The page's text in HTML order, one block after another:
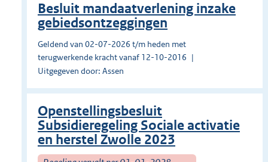
Besluit mandaatverlening inzake
gebiedsontzeggingen
Geldend van 02-07-2026 t/m heden met
terugwerkende kracht vanaf 12-10-2016
Uitgegeven door: Assen
Openstellingsbesluit
Subsidieregeling Sociale activatie
en herstel Zwolle 2023